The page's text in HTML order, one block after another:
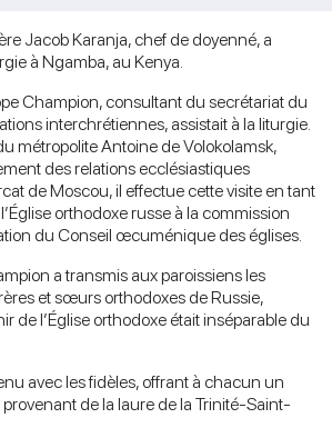
Jacob Karanja, chef de doyenné, a
à Ngamba, au Kenya.
Champion, consultant du secrétariat du
interchrétiennes, assistait à la liturgie.
métropolite Antoine de Volokolamsk,
des relations ecclésiastiques
de Moscou, il effectue cette visite en tant
orthodoxe russe à la commission
du Conseil œcuménique des églises.
a transmis aux paroissiens les
et sœurs orthodoxes de Russie,
de l’Église orthodoxe était inséparable du
avec les fidèles, offrant à chacun un
de la laure de la Trinité-Saint-